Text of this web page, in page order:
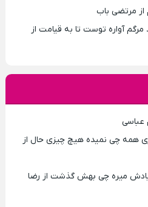
از مرتضی باب
آواره توست تا به قیامت از
عباسی
همه چی نمیده هیچ چیزی حال از
میره چی بهش گذشت از رضا